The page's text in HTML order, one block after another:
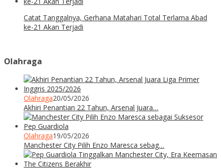
Catat Tanggalnya, Gerhana Matahari Total Terlama Abad
ke-21 Akan Terjadi
Olahraga
Olahraga20/05/2026
Akhiri Penantian 22 Tahun, Arsenal Juara…
Olahraga19/05/2026
Manchester City Pilih Enzo Maresca sebag…